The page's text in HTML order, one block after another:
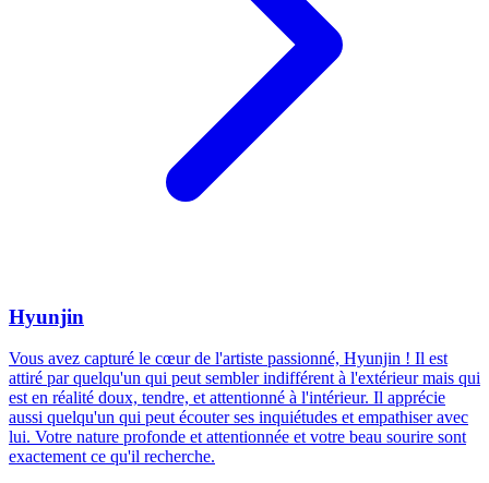
Hyunjin
Vous avez capturé le cœur de l'artiste passionné, Hyunjin ! Il est
attiré par quelqu'un qui peut sembler indifférent à l'extérieur mais qui
est en réalité doux, tendre, et attentionné à l'intérieur. Il apprécie
aussi quelqu'un qui peut écouter ses inquiétudes et empathiser avec
lui. Votre nature profonde et attentionnée et votre beau sourire sont
exactement ce qu'il recherche.